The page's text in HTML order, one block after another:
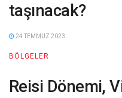
taşınacak?
24 TEMMUZ 2023
BÖLGELER
Reisi Dönemi,